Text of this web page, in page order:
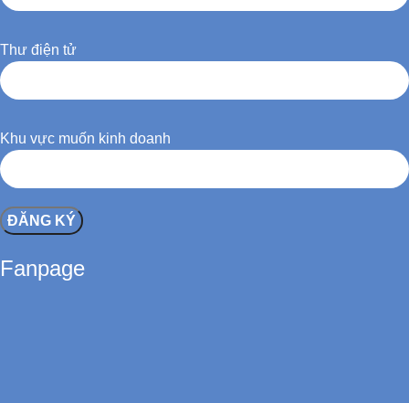
Thư điện tử
Khu vực muốn kinh doanh
Fanpage